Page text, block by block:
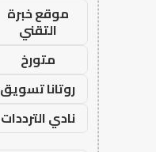
موقع خبرة
التقني
متورخ
روتانا تسويق
نادي الترددات